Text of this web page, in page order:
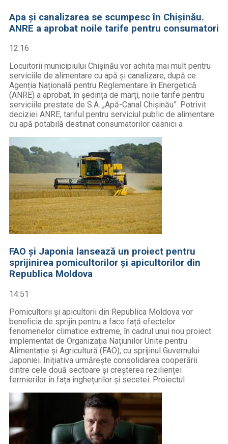
Apa și canalizarea se scumpesc în Chișinău.
ANRE a aprobat noile tarife pentru consumatori
12:16
Locuitorii municipiului Chișinău vor achita mai mult pentru
serviciile de alimentare cu apă și canalizare, după ce
Agenția Națională pentru Reglementare în Energetică
(ANRE) a aprobat, în ședința de marți, noile tarife pentru
serviciile prestate de S.A. „Apă-Canal Chișinău”. Potrivit
deciziei ANRE, tariful pentru serviciul public de alimentare
cu apă potabilă destinat consumatorilor casnici a
FAO și Japonia lansează un proiect pentru
sprijinirea pomicultorilor și apicultorilor din
Republica Moldova
14:51
Pomicultorii și apicultorii din Republica Moldova vor
beneficia de sprijin pentru a face față efectelor
fenomenelor climatice extreme, în cadrul unui nou proiect
implementat de Organizația Națiunilor Unite pentru
Alimentație și Agricultură (FAO), cu sprijinul Guvernului
Japoniei. Inițiativa urmărește consolidarea cooperării
dintre cele două sectoare și creșterea rezilienței
fermierilor în fața înghețurilor și secetei. Proiectul